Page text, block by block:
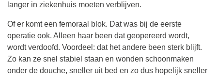
langer in ziekenhuis moeten verblijven.
Of er komt een femoraal blok. Dat was bij de eerste
operatie ook. Alleen haar been dat geopereerd wordt,
wordt verdoofd. Voordeel: dat het andere been sterk blijft.
Zo kan ze snel stabiel staan en wonden schoonmaken
onder de douche, sneller uit bed en zo dus hopelijk sneller